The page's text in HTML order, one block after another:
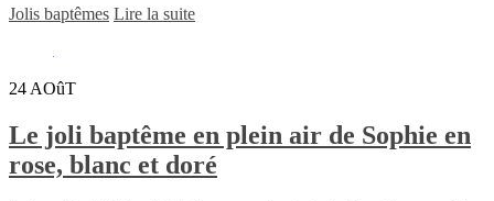
Jolis baptêmes Lire la suite
24 AOûT
Le joli baptême en plein air de Sophie en
rose, blanc et doré